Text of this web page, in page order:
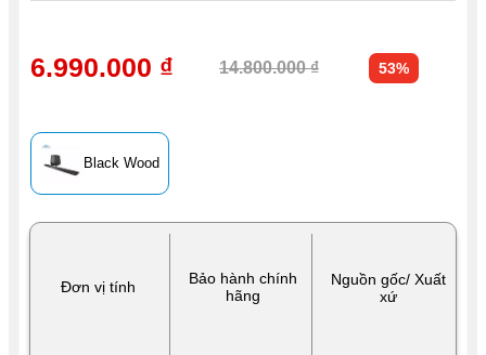
Đơn vị tính
Bảo hành chính
hãng
Nguồn gốc/ Xuất
xứ
Black Wood
6.990.000 ₫ 14.800.000 ₫ 53%